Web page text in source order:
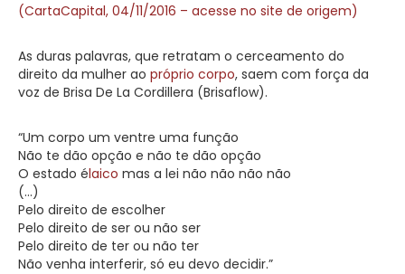
(CartaCapital, 04/11/2016 – acesse no site de origem)
As duras palavras, que retratam o cerceamento do
direito da mulher ao próprio corpo, saem com força da
voz de Brisa De La Cordillera (Brisaflow).
“Um corpo um ventre uma função
Não te dão opção e não te dão opção
O estado élaico mas a lei não não não não
(…)
Pelo direito de escolher
Pelo direito de ser ou não ser
Pelo direito de ter ou não ter
Não venha interferir, só eu devo decidir.”